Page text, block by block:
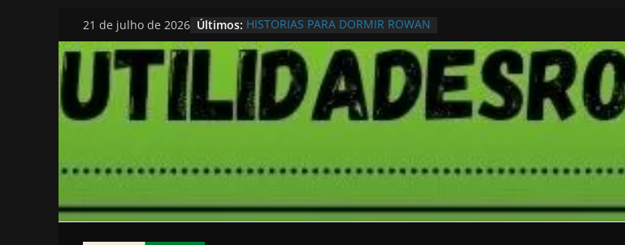
Pular
para
o
conteúdo
21 de julho de 2026 Últimos: HISTORIAS PARA DORMIR ROWAN